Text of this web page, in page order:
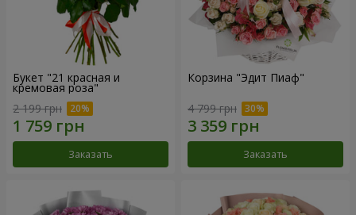
Букет "21 красная и
кремовая роза"
2 199 грн
Заказать
Корзина "Эдит Пиаф"
4 799 грн
Заказать